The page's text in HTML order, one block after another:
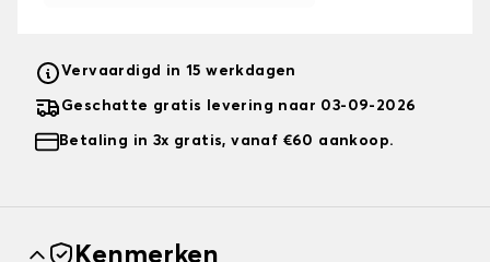
Vervaardigd in 15 werkdagen
Geschatte gratis levering naar 03-09-2026
Betaling in 3x gratis, vanaf €60 aankoop.
Kenmerken